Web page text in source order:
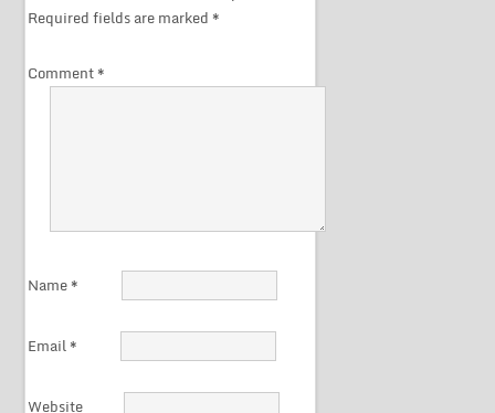
Required fields are marked *
Comment*
Name*
Email*
Website